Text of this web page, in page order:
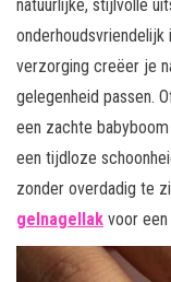
natuurlijke, stijlvolle
verzorging creëer je
gelegenheid passen.
een zachte
een tijdloze
zonder overdadig te
gelnagellak voor een